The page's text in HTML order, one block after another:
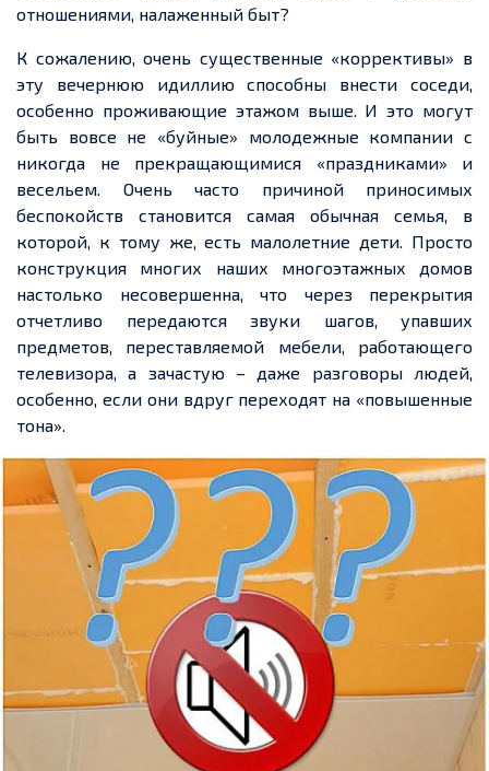
отношениями, налаженный быт?
К сожалению, очень существенные «коррективы» в
эту вечернюю идиллию способны внести соседи,
особенно проживающие этажом выше. И это могут
быть вовсе не «буйные» молодежные компании с
никогда не прекращающимися «праздниками» и
весельем. Очень часто причиной приносимых
беспокойств становится самая обычная семья, в
которой, к тому же, есть малолетние дети. Просто
конструкция многих наших многоэтажных домов
настолько несовершенна, что через перекрытия
отчетливо передаются звуки шагов, упавших
предметов, переставляемой мебели, работающего
телевизора, а зачастую – даже разговоры людей,
особенно, если они вдруг переходят на «повышенные
тона».